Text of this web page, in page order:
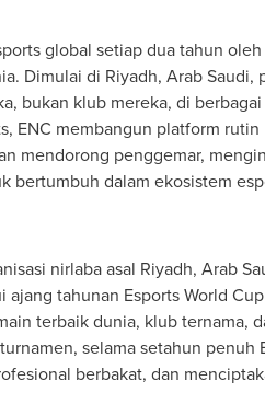
global setiap dua tahun
Dimulai di Riyadh, Arab
bukan klub mereka, di
ENC membangun platform
mendorong penggemar,
bertumbuh dalam ekosistem
nirlaba asal Riyadh, Arab
tahunan Esports World
terbaik dunia, klub ternama,
selama setahun
berbakat, dan